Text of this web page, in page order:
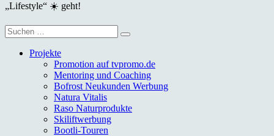
„Lifestyle“ ☀️ geht!
Suche
nach:
Projekte
Promotion auf tvpromo.de
Mentoring und Coaching
Bofrost Neukunden Werbung
Natura Vitalis
Raso Naturprodukte
Skiliftwerbung
Bootli-Touren